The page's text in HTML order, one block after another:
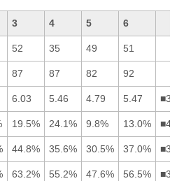
3 4 5 6
52 35 49 51
87 87 82 92
6.03 5.46 4.79 5.47
19.5% 24.1% 9.8% 13.0%
44.8% 35.6% 30.5% 37.0%
63.2% 55.2% 47.6% 56.5%